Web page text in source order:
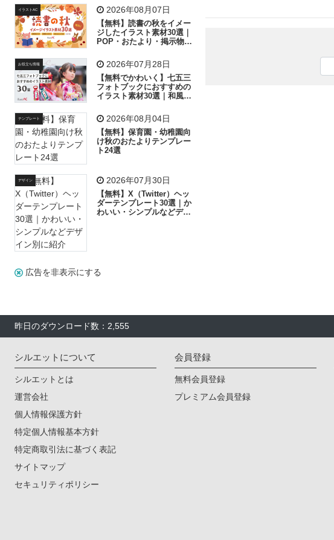
飛行機 グラフ ビル 魚 家族 書類
歩く 工場 会社 太陽 キラキラ
子供 作業員 葉 相談 ピクトグラム
イラストAC 2026年08月07日
【無料】読書の秋をイメー
ジしたイラスト素材30選｜
POP・おたより・掲示物に
お役立ち情報 2026年07月28日
【無料でかわいく】七五三
フォトブックにおすすめの
イラスト素材30選｜和風の
テンプレート 2026年08月04日
【無料】保育園・幼稚園向
け秋のおたよりテンプレー
ト24選
デザイン 2026年07月30日
【無料】X（Twitter）ヘッ
ダーテンプレート30選｜か
わいい・シンプルなどデザ
広告を非表示にする
昨日のダウンロード数：2,555
シルエットについて
シルエットとは
運営会社
個人情報保護方針
特定個人情報基本方針
特定商取引法に基づく表記
サイトマップ
セキュリティポリシー
会員登録
無料会員登録
プレミアム会員登録